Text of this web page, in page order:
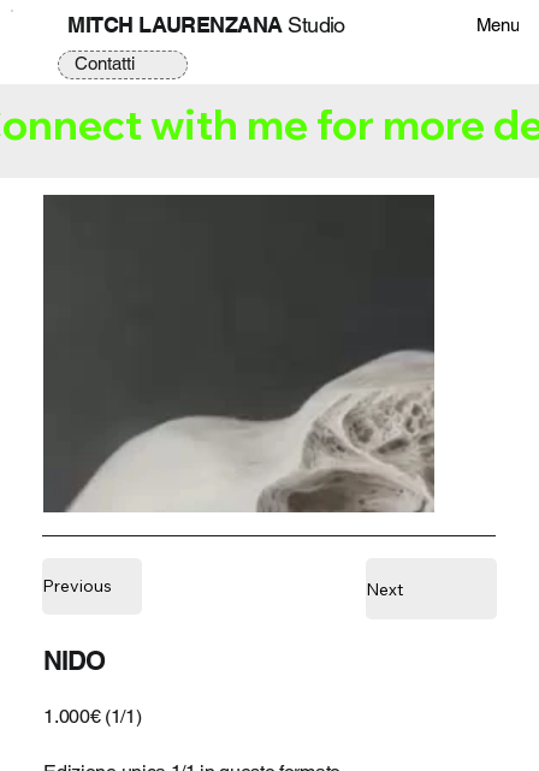
MITCH LAURENZANA Studio
Menu
Contatti
with me for more
NIDO
1.000€ (1/1)
Next
Previous